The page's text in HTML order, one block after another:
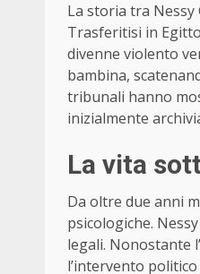
La storia tra
Trasferitisi in
divenne violento
bambina,
tribunali hanno
inizialmente
La vita
Da oltre due anni
psicologiche.
legali. Nonostante
l’intervento